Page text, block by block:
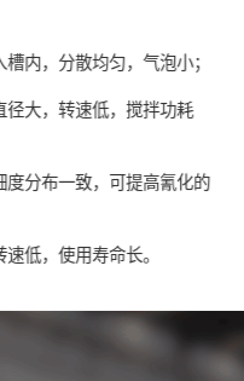
内，分散均匀，气泡小；
大，转速低，搅拌功耗
分布一致，可提高氰化的
低，使用寿命长。